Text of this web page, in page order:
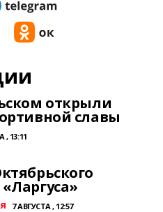
открыли
славы
, 13:11
7 АВГУСТА , 12:57